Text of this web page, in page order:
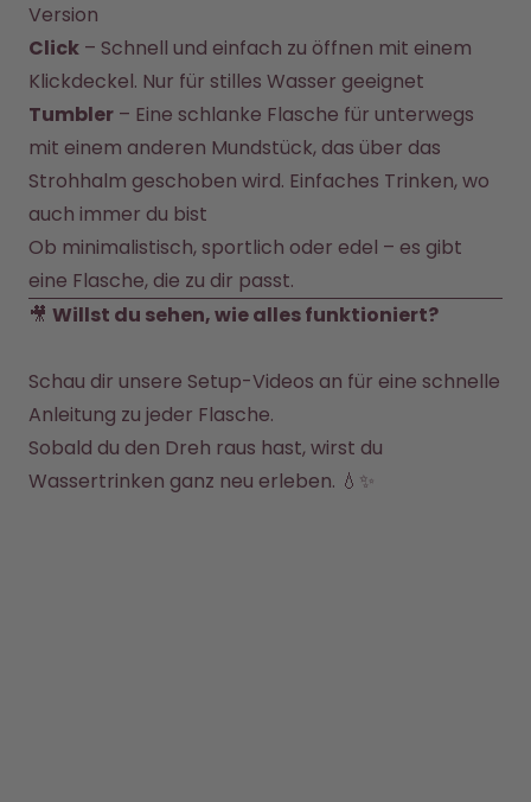
Version
Click – Schnell und einfach zu öffnen mit einem
Klickdeckel. Nur für stilles Wasser geeignet
Tumbler – Eine schlanke Flasche für unterwegs
mit einem anderen Mundstück, das über das
Strohhalm geschoben wird. Einfaches Trinken, wo
auch immer du bist
Ob minimalistisch, sportlich oder edel – es gibt
eine Flasche, die zu dir passt.
🎥 Willst du sehen, wie alles funktioniert?
Schau dir unsere Setup-Videos an für eine schnelle
Anleitung zu jeder Flasche.
Sobald du den Dreh raus hast, wirst du
Wassertrinken ganz neu erleben. 💧✨